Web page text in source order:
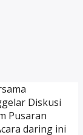
Diskusi
Pusaran
daring ini